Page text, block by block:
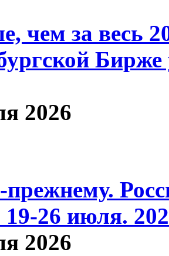
чем за весь
2026
прежнему.
19-26 июля.
2026